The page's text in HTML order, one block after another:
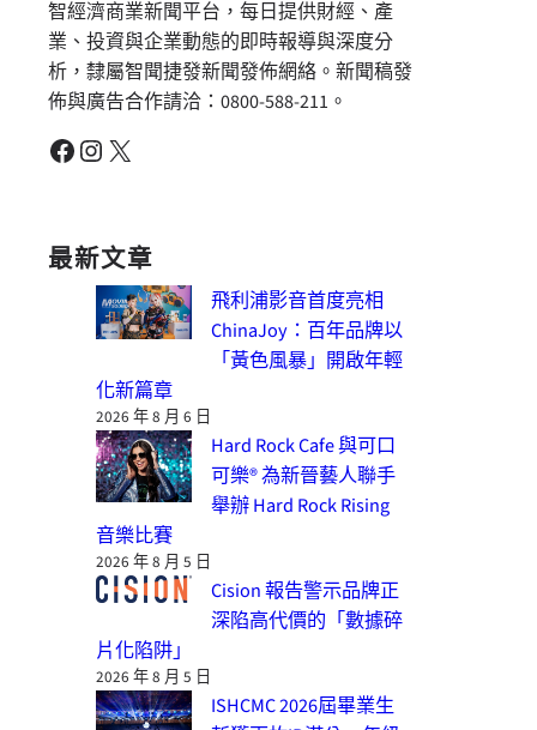
智經濟商業新聞平台，每日提供財經、產
業、投資與企業動態的即時報導與深度分
析，隸屬智聞捷發新聞發佈網絡。新聞稿發
佈與廣告合作請洽：0800-588-211。
Facebook Instagram X
最新文章
飛利浦影音首度亮相
ChinaJoy：百年品牌以
「黃色風暴」開啟年輕
化新篇章
2026 年 8 月 6 日
Hard Rock Cafe 與可口
可樂® 為新晉藝人聯手
舉辦 Hard Rock Rising
音樂比賽
2026 年 8 月 5 日
Cision 報告警示品牌正
深陷高代價的「數據碎
片化陷阱」
2026 年 8 月 5 日
ISHCMC 2026屆畢業生